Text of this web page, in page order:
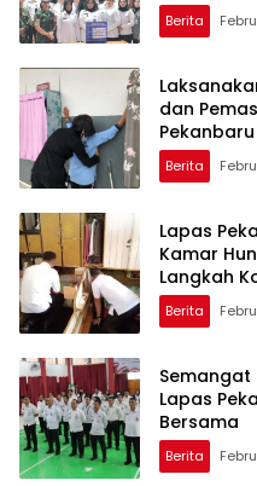
Berita
dan
Berita
Lapas
Kamar
Langkah
Narkoba
Berita
Semangat
Lapas
Bersama
Berita